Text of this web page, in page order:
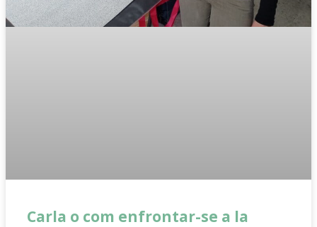
Carla o com enfrontar-se a la